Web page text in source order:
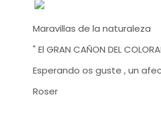
Maravillas de la naturaleza
" El GRAN CAÑON DEL
Esperando os guste , un
Roser